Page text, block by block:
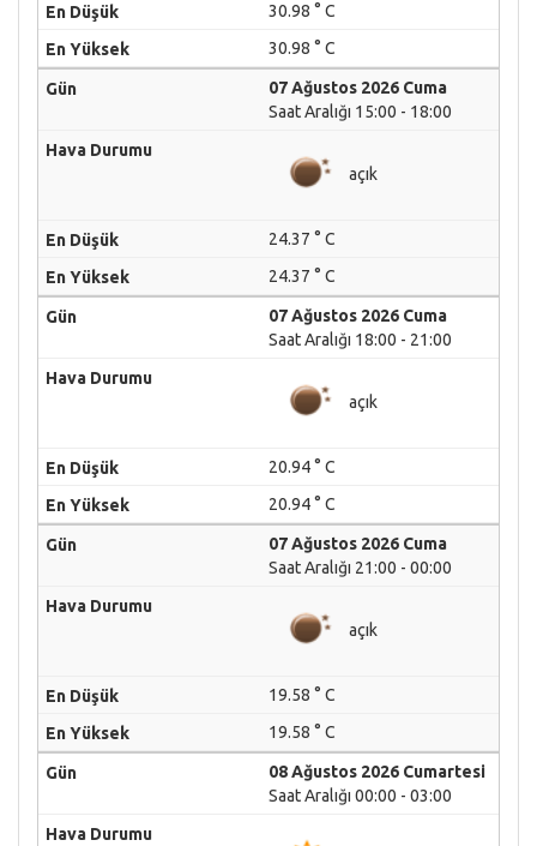
30.98 ° C
30.98 ° C
07 Ağustos 2026 Cuma
Saat Aralığı 15:00 - 18:00
açık
24.37 ° C
24.37 ° C
07 Ağustos 2026 Cuma
Saat Aralığı 18:00 - 21:00
açık
20.94 ° C
20.94 ° C
07 Ağustos 2026 Cuma
Saat Aralığı 21:00 - 00:00
açık
19.58 ° C
19.58 ° C
08 Ağustos 2026 Cumartesi
Saat Aralığı 00:00 - 03:00